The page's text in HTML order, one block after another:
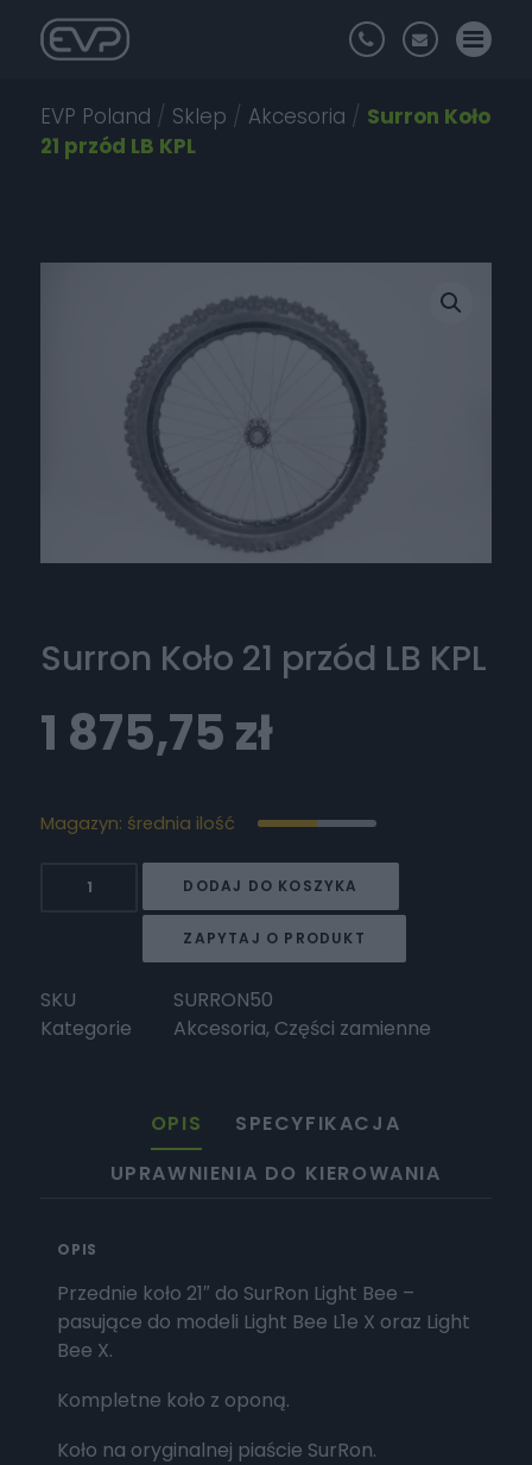
EVP Poland / Sklep / Akcesoria / Surron Koło
21 przód LB KPL
Surron Koło 21 przód LB KPL
1 875,75zł
Magazyn: średnia ilość
przód
LB
DODAJ DO KOSZYKA
ZAPYTAJ O PRODUKT
SKU
SURRON50
Kategorie
Akcesoria, Części zamienne
OPIS
SPECYFIKACJA
UPRAWNIENIA DO KIEROWANIA
OPIS
Przednie koło 21″ do SurRon Light Bee –
pasujące do modeli Light Bee L1e X oraz Light
Bee X.
Kompletne koło z oponą.
Koło na oryginalnej piaście SurRon.